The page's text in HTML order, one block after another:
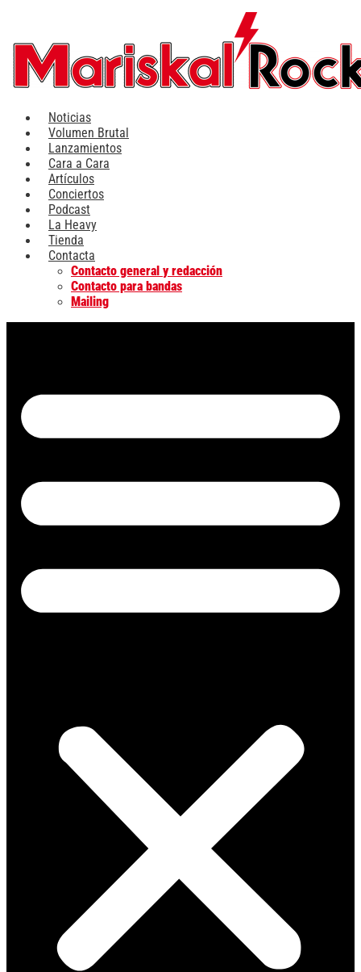
contenido
Noticias
Volumen Brutal
Lanzamientos
Cara a Cara
Artículos
Conciertos
Podcast
La Heavy
Tienda
Contacta
Contacto general y redacción
Contacto para bandas
Mailing